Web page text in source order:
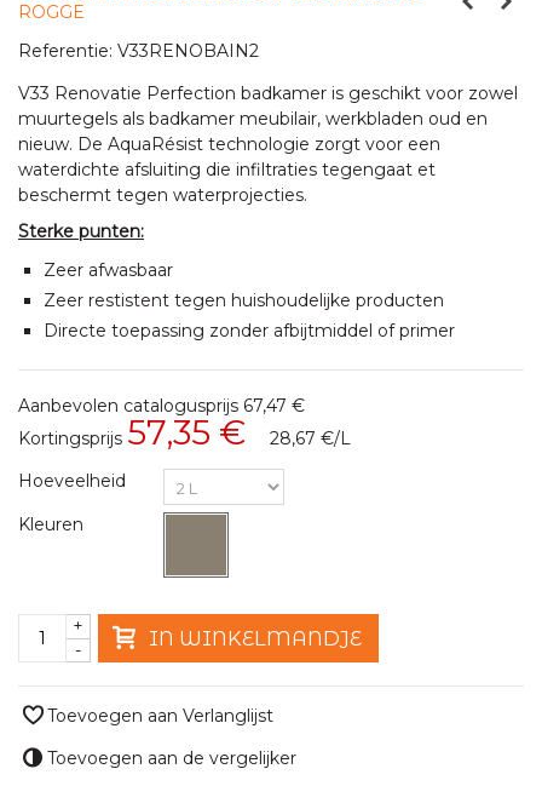
ROGGE
Referentie: V33RENOBAIN2
V33 Renovatie Perfection badkamer is geschikt voor zowel
muurtegels als badkamer meubilair, werkbladen oud en
nieuw. De AquaRésist technologie zorgt voor een
waterdichte afsluiting die infiltraties tegengaat et
beschermt tegen waterprojecties.
Sterke punten:
Zeer afwasbaar
Zeer restistent tegen huishoudelijke producten
Directe toepassing zonder afbijtmiddel of primer
Aanbevolen catalogusprijs 67,47 €
Kortingsprijs 57,35 € 28,67 €/L
Hoeveelheid
Kleuren
-
+ IN WINKELMANDJE
Toevoegen aan Verlanglijst
Toevoegen aan de vergelijker